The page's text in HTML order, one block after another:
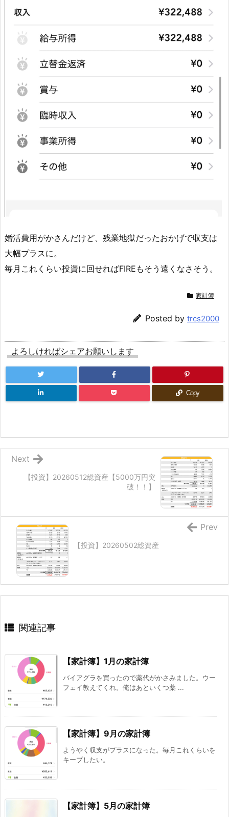
婚活費用がかさんだけど、残業地獄だったおかげで収支は
大幅プラスに。
毎月これくらい投資に回せればFIREもそう遠くなさそう。
家計簿
Posted by trcs2000
よろしければシェアお願いします
Copy
【投資】20260512総資産【5000万円突
破！！】
Next
【投資】20260502総資産
Prev
関連記事
【家計簿】1月の家計簿
バイアグラを買ったので薬代がかさみました。ウー
フェイ教えてくれ。俺はあといくつ薬 ...
【家計簿】9月の家計簿
ようやく収支がプラスになった。毎月これくらいを
キープしたい。
【家計簿】5月の家計簿